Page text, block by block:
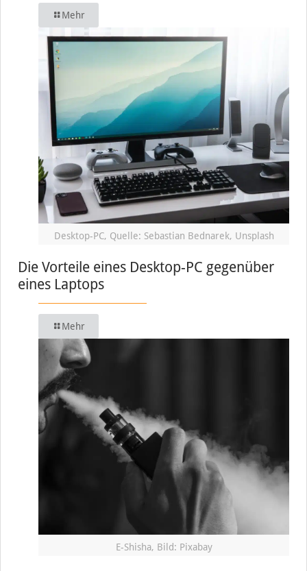
Mehr
Desktop-PC, Quelle: Sebastian Bednarek, Unsplash
Die Vorteile eines Desktop-PC gegenüber
eines Laptops
Mehr
E-Shisha, Bild: Pixabay